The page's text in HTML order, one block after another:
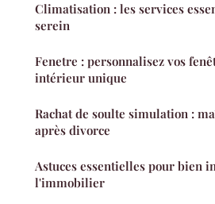
Climatisation : les services
serein
Fenetre : personnalisez vos
intérieur unique
Rachat de soulte simulation :
après divorce
Astuces essentielles pour bien
l'immobilier